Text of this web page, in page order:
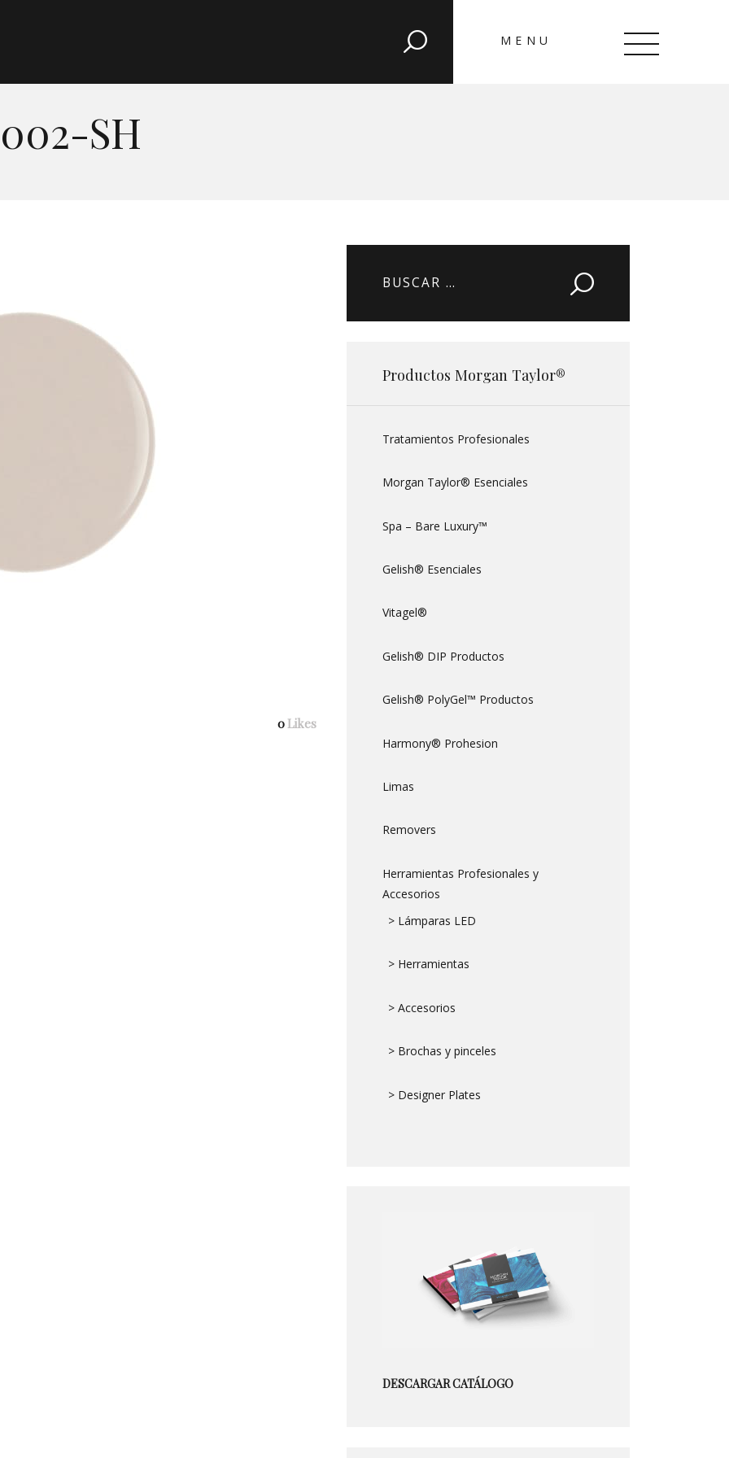
MENU
SH
CLOSE
Cartas de Color
0 Likes
Buscar:
Productos Morgan Taylor®
Tratamientos Profesionales
Morgan Taylor® Esenciales
Spa – Bare Luxury™
Gelish® Esenciales
Vitagel®
Gelish® DIP Productos
Gelish® PolyGel™ Productos
Harmony® Prohesion
Limas
Removers
Herramientas Profesionales y
Accesorios
> Lámparas LED
> Herramientas
> Accesorios
> Brochas y pinceles
> Designer Plates
DESCARGAR CATÁLOGO